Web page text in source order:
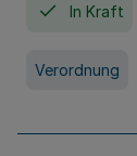
In Kraft
Verordnung